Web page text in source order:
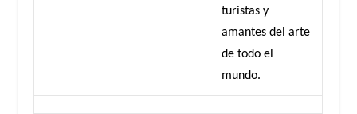
turistas y
amantes del arte
de todo el
mundo.